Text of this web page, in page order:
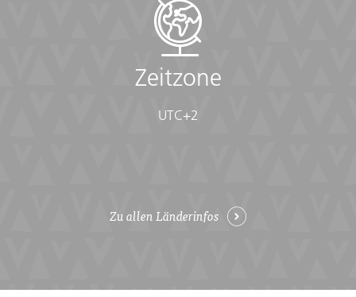
Zeitzone
UTC+2
Zu allen Länderinfos